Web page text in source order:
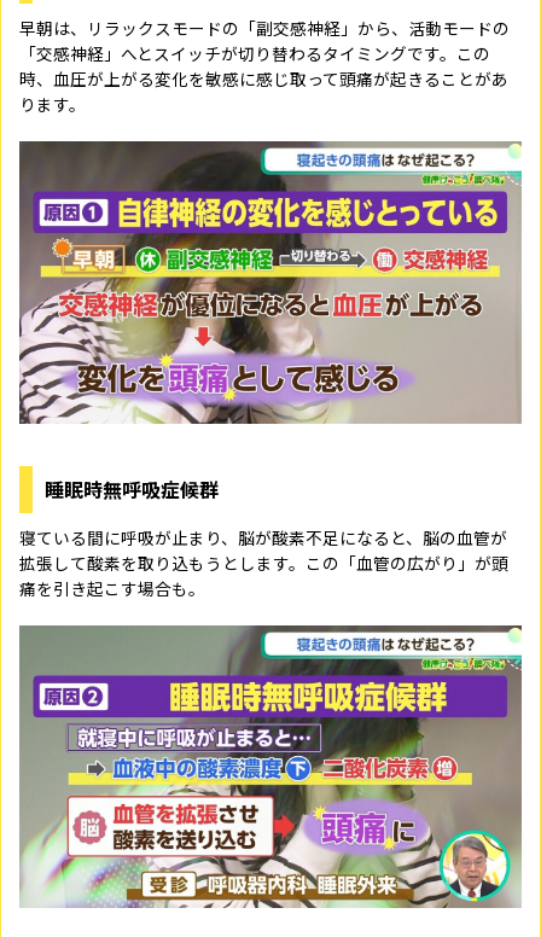
早朝は、リラックスモードの「副交感神経」から、活動モードの
「交感神経」へとスイッチが切り替わるタイミングです。この
時、血圧が上がる変化を敏感に感じ取って頭痛が起きることがあ
ります。
睡眠時無呼吸症候群
寝ている間に呼吸が止まり、脳が酸素不足になると、脳の血管が
拡張して酸素を取り込もうとします。この「血管の広がり」が頭
痛を引き起こす場合も。